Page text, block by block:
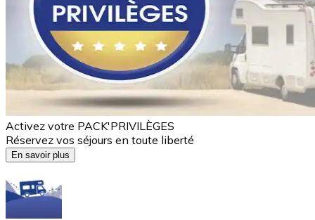
Activez votre PACK'PRIVILÈGES
Réservez vos séjours en toute liberté
En savoir plus